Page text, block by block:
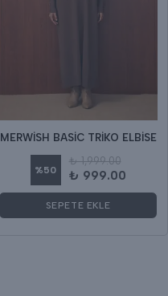
MERWİSH BASİC TRİKO ELBİSE
%50
₺ 1,999.00
₺ 999.00
SEPETE EKLE